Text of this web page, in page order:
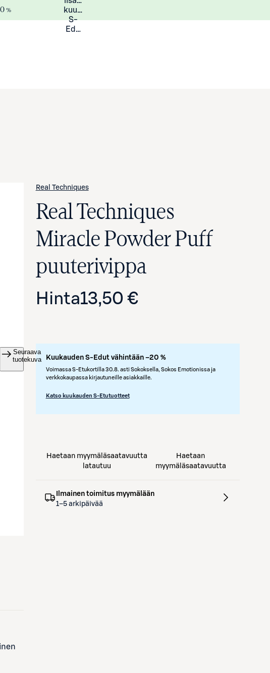
%
kuukauden
S-
Eduista
Seuraava
tuotekuva
Real Techniques
Real Techniques
Miracle Powder Puff
puuterivippa
Hinta13,50 €
Kuukauden S-Edut vähintään –20 %
Voimassa S-Etukortilla 30.8. asti Sokoksella, Sokos Emotionissa ja
verkkokaupassa kirjautuneille asiakkaille.
Katso kuukauden S-Etutuotteet
Haetaan myymäläsaatavuutta
latautuu
Haetaan
myymäläsaatavuutta
Ilmainen toimitus myymälään
1–5 arkipäivää